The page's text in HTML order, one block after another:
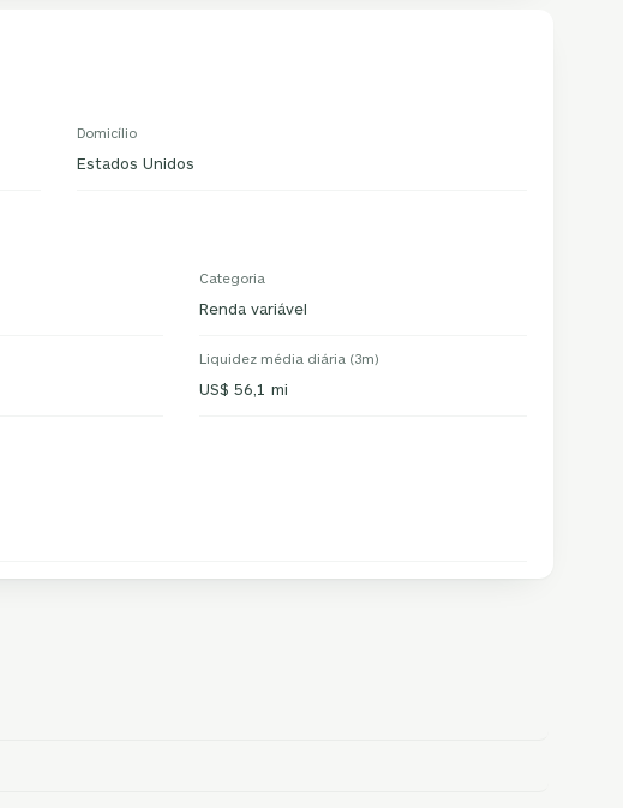
Domicílio
Estados Unidos
Categoria
Renda variável
Liquidez média diária (3m)
US$ 56,1 mi